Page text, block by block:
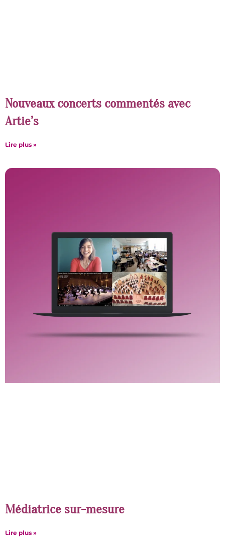
Nouveaux concerts commentés avec
Artie’s
Lire plus »
Médiatrice sur-mesure
Lire plus »